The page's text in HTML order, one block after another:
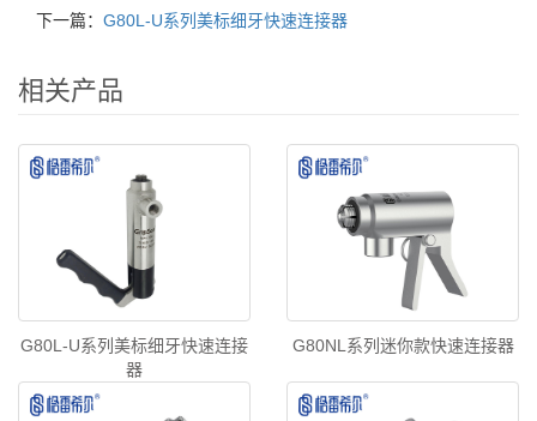
下一篇： G80L-U系列美标细牙快速连接器
相关产品
G80L-U系列美标细牙快速连接
器
G80NL系列迷你款快速连接器